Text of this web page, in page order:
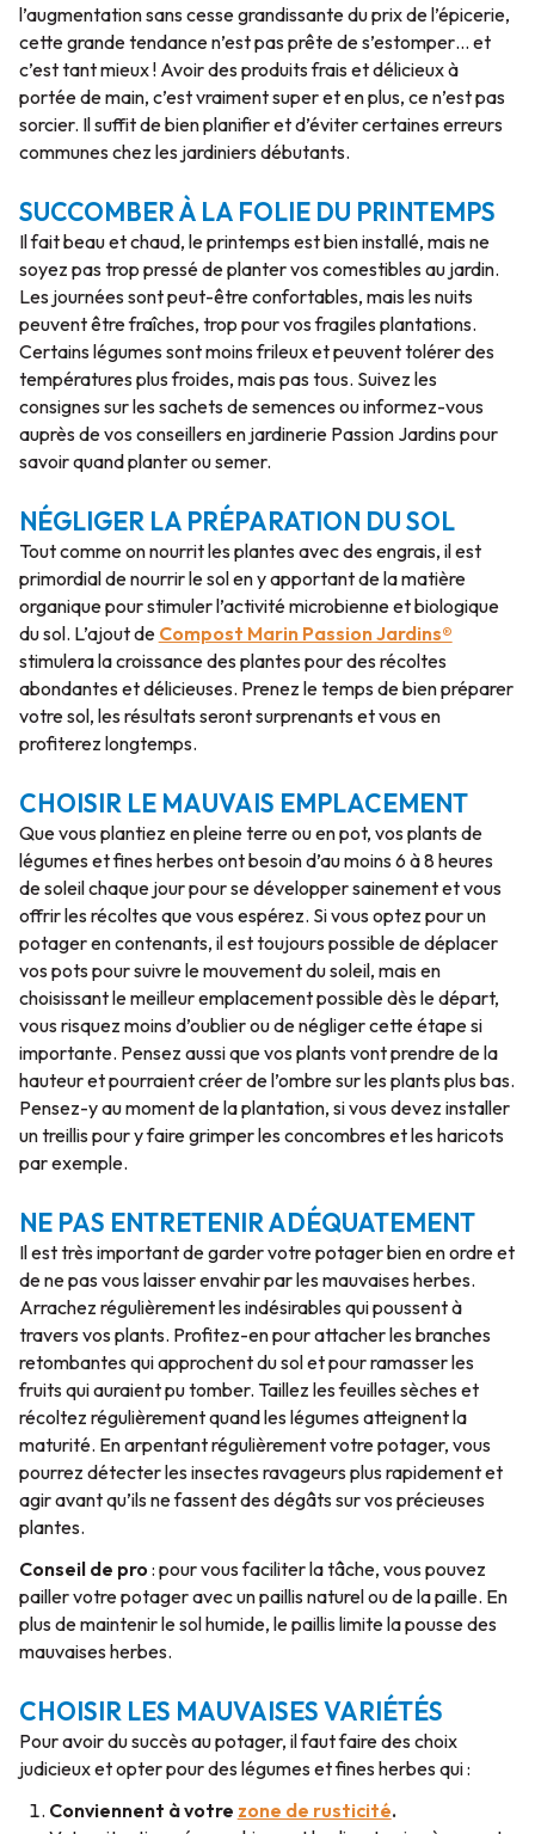
l’augmentation sans cesse grandissante du prix de l’épicerie,
cette grande tendance n’est pas prête de s’estomper… et
c’est tant mieux ! Avoir des produits frais et délicieux à
portée de main, c’est vraiment super et en plus, ce n’est pas
sorcier. Il suffit de bien planifier et d’éviter certaines erreurs
communes chez les jardiniers débutants.
SUCCOMBER À LA FOLIE DU PRINTEMPS
Il fait beau et chaud, le printemps est bien installé, mais ne
soyez pas trop pressé de planter vos comestibles au jardin.
Les journées sont peut-être confortables, mais les nuits
peuvent être fraîches, trop pour vos fragiles plantations.
Certains légumes sont moins frileux et peuvent tolérer des
températures plus froides, mais pas tous. Suivez les
consignes sur les sachets de semences ou informez-vous
auprès de vos conseillers en jardinerie Passion Jardins pour
savoir quand planter ou semer.
NÉGLIGER LA PRÉPARATION DU SOL
Tout comme on nourrit les plantes avec des engrais, il est
primordial de nourrir le sol en y apportant de la matière
organique pour stimuler l’activité microbienne et biologique
du sol. L’ajout de Compost Marin Passion Jardins®
stimulera la croissance des plantes pour des récoltes
abondantes et délicieuses. Prenez le temps de bien préparer
votre sol, les résultats seront surprenants et vous en
profiterez longtemps.
CHOISIR LE MAUVAIS EMPLACEMENT
Que vous plantiez en pleine terre ou en pot, vos plants de
légumes et fines herbes ont besoin d’au moins 6 à 8 heures
de soleil chaque jour pour se développer sainement et vous
offrir les récoltes que vous espérez. Si vous optez pour un
potager en contenants, il est toujours possible de déplacer
vos pots pour suivre le mouvement du soleil, mais en
choisissant le meilleur emplacement possible dès le départ,
vous risquez moins d’oublier ou de négliger cette étape si
importante. Pensez aussi que vos plants vont prendre de la
hauteur et pourraient créer de l’ombre sur les plants plus bas.
Pensez-y au moment de la plantation, si vous devez installer
un treillis pour y faire grimper les concombres et les haricots
par exemple.
NE PAS ENTRETENIR ADÉQUATEMENT
Il est très important de garder votre potager bien en ordre et
de ne pas vous laisser envahir par les mauvaises herbes.
Arrachez régulièrement les indésirables qui poussent à
travers vos plants. Profitez-en pour attacher les branches
retombantes qui approchent du sol et pour ramasser les
fruits qui auraient pu tomber. Taillez les feuilles sèches et
récoltez régulièrement quand les légumes atteignent la
maturité. En arpentant régulièrement votre potager, vous
pourrez détecter les insectes ravageurs plus rapidement et
agir avant qu’ils ne fassent des dégâts sur vos précieuses
plantes.
Conseil de pro : pour vous faciliter la tâche, vous pouvez
pailler votre potager avec un paillis naturel ou de la paille. En
plus de maintenir le sol humide, le paillis limite la pousse des
mauvaises herbes.
CHOISIR LES MAUVAISES VARIÉTÉS
Pour avoir du succès au potager, il faut faire des choix
judicieux et opter pour des légumes et fines herbes qui :
Conviennent à votre zone de rusticité.